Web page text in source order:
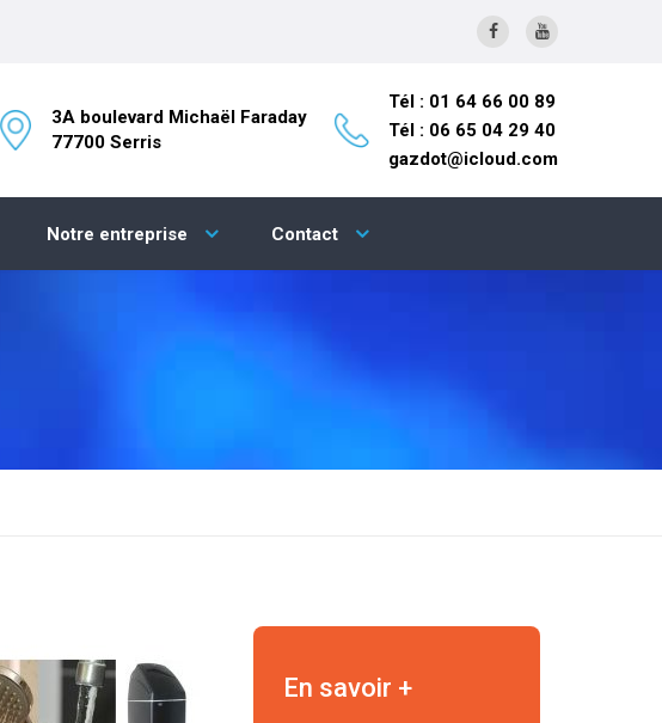
3A boulevard Michaël Faraday
77700 Serris
Tél : 01 64 66 00 89
Tél : 06 65 04 29 40
gazdot@icloud.com
Notre entreprise Contact
En savoir +